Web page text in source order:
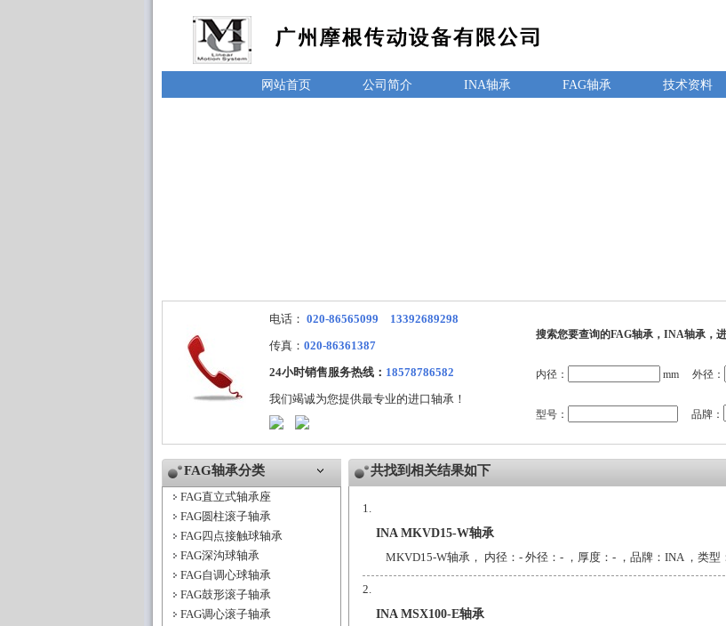
网站首页 公司简介 INA轴承 FAG轴承 技术资料
电话： 020-86565099 13392689298
传真： 020-86361387
24小时销售服务热线： 18578786582
我们竭诚为您提供最专业的进口轴承！
搜索您要查询的FAG轴承，INA轴承，
内径： mm 外径：
型号： 品牌：
FAG轴承分类
FAG直立式轴承座
FAG圆柱滚子轴承
FAG四点接触球轴承
FAG深沟球轴承
FAG自调心球轴承
FAG鼓形滚子轴承
FAG调心滚子轴承
共找到相关结果如下
INA MKVD15-W轴承
MKVD15-W轴承， 内径：- 外径：- ，厚度：- ，品牌：INA ，类型
INA MSX100-E轴承